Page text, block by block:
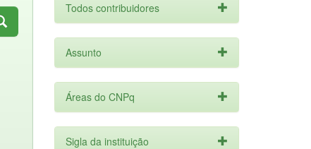
Todos contribuidores
Assunto
Áreas do CNPq
Sigla da instituição